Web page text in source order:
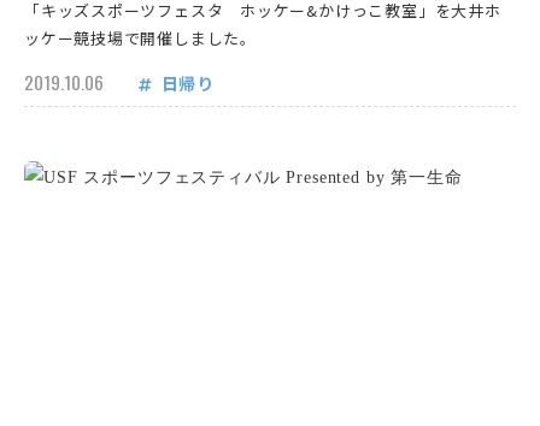
「キッズスポーツフェスタ ホッケー&かけっこ教室」を大井ホ
ッケー競技場で開催しました。
2019.10.06 日帰り